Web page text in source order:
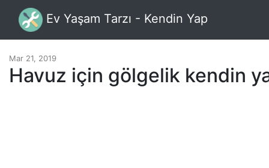
Ev Yaşam Tarzı - Kendin Yap
Mar 21, 2019
Havuz için gölgelik kendin